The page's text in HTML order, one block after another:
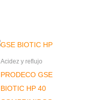
Acidez y reflujo
PRODECO GSE
BIOTIC HP 40